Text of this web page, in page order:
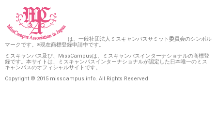
は、一般社団法人ミスキャンパスサミット委員会のシンボル
マークです。※現在商標登録申請中です。
ミスキャンパス及び、MissCampusは、ミスキャンパスインターナショナルの商標登
録です。本サイトは、ミスキャンパスインターナショナルが認定した日本唯一のミス
キャンパスのオフィシャルサイトです。
Copyright © 2015 misscampus.info. All Rights Reserved